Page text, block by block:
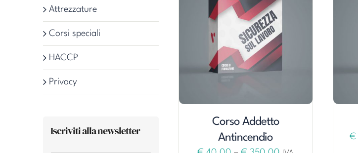
Corso Addetto
Antincendio
€
Attrezzature
Corsi speciali
HACCP
Privacy
Iscriviti alla newsletter